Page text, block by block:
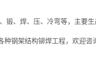
、焊、压、冷弯等，主要
钢架结构铆焊工程，欢迎咨